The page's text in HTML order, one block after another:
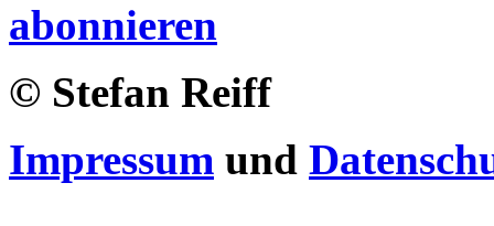
abonnieren
© Stefan Reiff
Impressum und